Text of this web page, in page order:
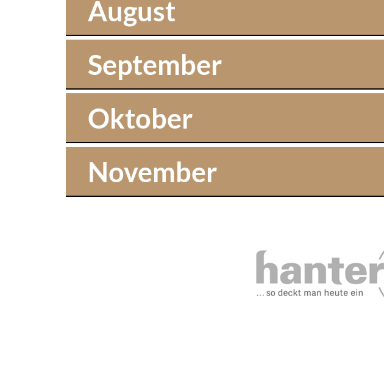
August
September
Oktober
November